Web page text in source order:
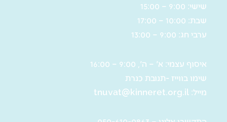
שישי: 9:00 – 15:00
שבת: 10:00 – 17:00
ערבי חג: 9:00 – 13:00
איסוף עצמי: א' – ה', 9:00 – 16:00
שימו בווייז -תנובת כנרת
מייל: tnuvat@kinneret.org.il